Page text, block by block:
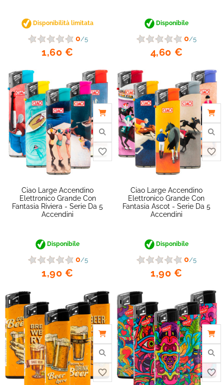
favorite_border
favorite_border
Disponibilità limitata
0/5
1,60 €
Disponibile
0/5
4,60 €
Ciao Large Accendino
Elettronico Grande Con
Fantasia Riviera - Serie Da 5
Accendini
Disponibile
0/5
1,90 €
Ciao Large Accendino
Elettronico Grande Con
Fantasia Ascot - Serie Da 5
Accendini
Disponibile
0/5
1,90 €